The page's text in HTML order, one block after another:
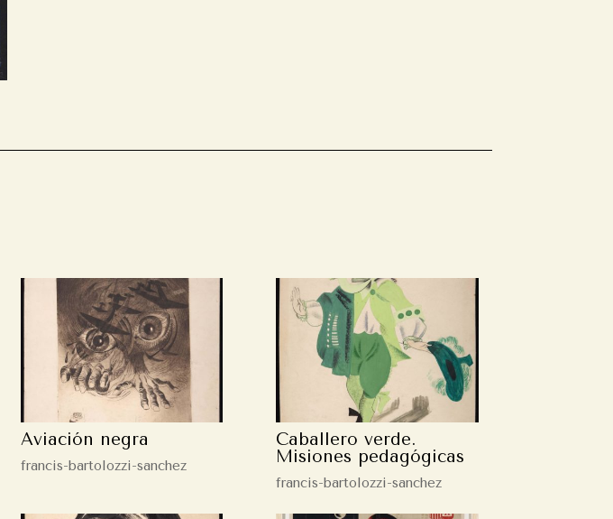
Aviación negra
francis-bartolozzi-sanchez
Caballero verde.
Misiones pedagógicas
francis-bartolozzi-sanchez